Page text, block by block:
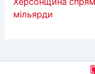
мільярди